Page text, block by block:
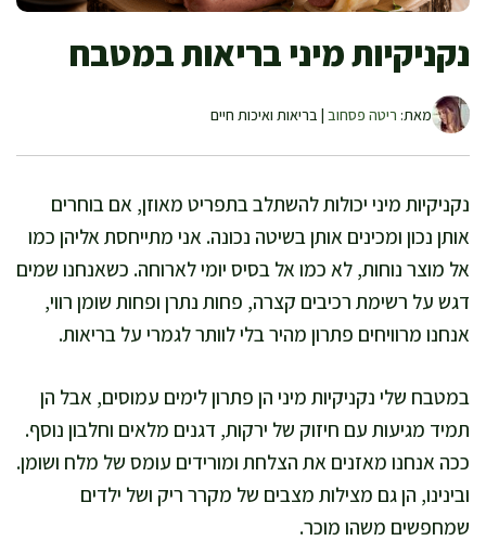
נקניקיות מיני בריאות במטבח
מאת: ריטה פסחוב | בריאות ואיכות חיים
נקניקיות מיני יכולות להשתלב בתפריט מאוזן, אם בוחרים
אותן נכון ומכינים אותן בשיטה נכונה. אני מתייחסת אליהן כמו
אל מוצר נוחות, לא כמו אל בסיס יומי לארוחה. כשאנחנו שמים
דגש על רשימת רכיבים קצרה, פחות נתרן ופחות שומן רווי,
אנחנו מרוויחים פתרון מהיר בלי לוותר לגמרי על בריאות.
במטבח שלי נקניקיות מיני הן פתרון לימים עמוסים, אבל הן
תמיד מגיעות עם חיזוק של ירקות, דגנים מלאים וחלבון נוסף.
ככה אנחנו מאזנים את הצלחת ומורידים עומס של מלח ושומן.
ובינינו, הן גם מצילות מצבים של מקרר ריק ושל ילדים
שמחפשים משהו מוכר.